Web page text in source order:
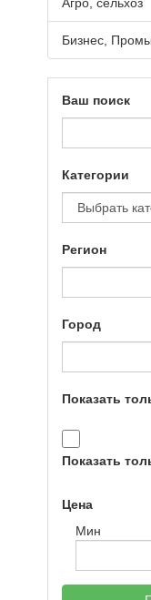
Бизнес,
Ваш поиск
Категории
Регион
Город
Показать
Показать
Цена
Мин